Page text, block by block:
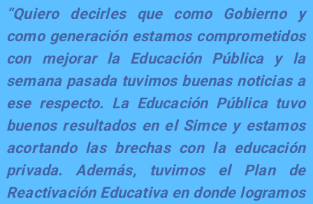
“Quiero decirles que como Gobierno y
como generación estamos comprometidos
con mejorar la Educación Pública y la
semana pasada tuvimos buenas noticias a
ese respecto. La Educación Pública tuvo
buenos resultados en el Simce y estamos
acortando las brechas con la educación
privada. Además, tuvimos el Plan de
Reactivación Educativa en donde logramos